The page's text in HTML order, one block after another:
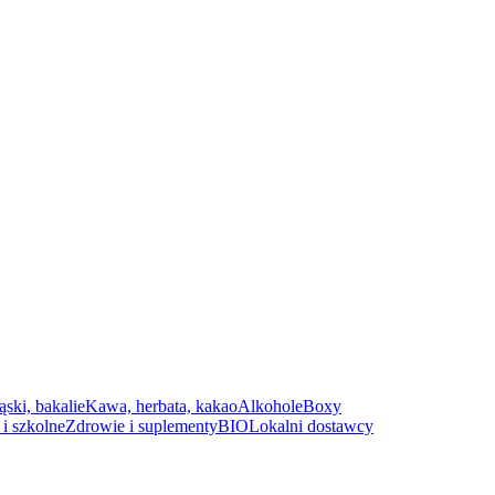
bakalieKawa, herbata, kakaoAlkoholeBoxy
szkolneZdrowie i suplementyBIOLokalni dostawcy